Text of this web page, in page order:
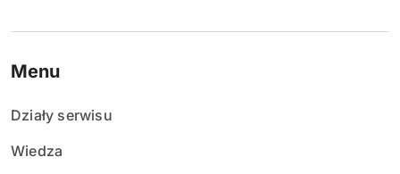
Menu
Działy serwisu
Wiedza